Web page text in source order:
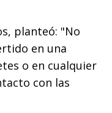
planteó: "No
en una
o en cualquier
con las